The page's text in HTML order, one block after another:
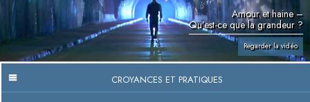
Amour et haine –
Qu’est-ce que la grandeur ?
Regarder la vidéo
CROYANCES ET PRATIQUES